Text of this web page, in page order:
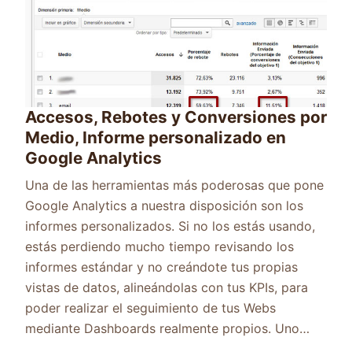
Accesos, Rebotes y Conversiones por
Medio, Informe personalizado en
Google Analytics
Una de las herramientas más poderosas que pone
Google Analytics a nuestra disposición son los
informes personalizados. Si no los estás usando,
estás perdiendo mucho tiempo revisando los
informes estándar y no creándote tus propias
vistas de datos, alineándolas con tus KPIs, para
poder realizar el seguimiento de tus Webs
mediante Dashboards realmente propios. Uno…